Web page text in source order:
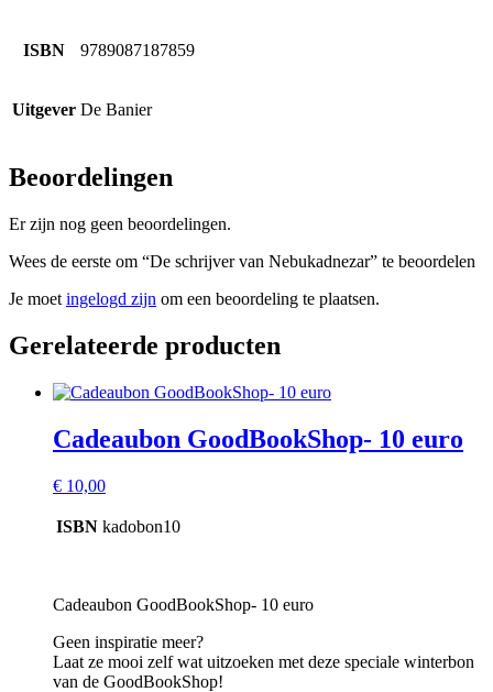
ISBN 9789087187859
Uitgever De Banier
Beoordelingen
Er zijn nog geen beoordelingen.
Wees de eerste om “De schrijver van Nebukadnezar” te beoordelen
Je moet ingelogd zijn om een beoordeling te plaatsen.
Gerelateerde producten
Cadeaubon GoodBookShop- 10 euro
€ 10,00
ISBN kadobon10
Cadeaubon GoodBookShop- 10 euro
Geen inspiratie meer?
Laat ze mooi zelf wat uitzoeken met deze speciale winterbon
van de GoodBookShop!